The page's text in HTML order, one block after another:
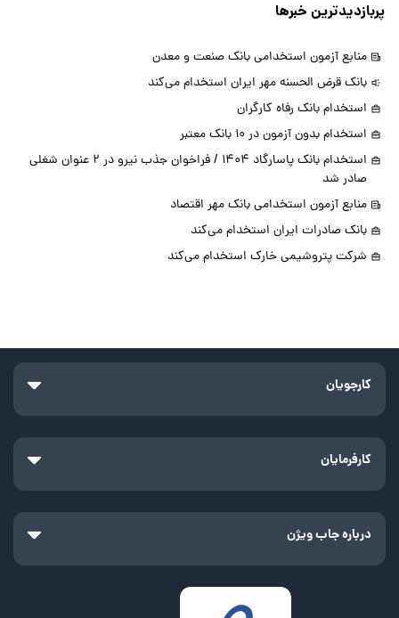
پربازدیدترین خبرها
منابع آزمون استخدامی بانک صنعت و معدن
بانک قرض الحسنه مهر ایران استخدام می‌کند
استخدام بانک رفاه کارگران
استخدام بدون آزمون در 10 بانک معتبر
استخدام بانک پاسارگاد 1404 / فراخوان جذب نیرو در 2 عنوان شغلی
صادر شد
منابع آزمون استخدامی بانک مهر اقتصاد
بانک صادرات ایران استخدام می‌کند
شرکت پتروشیمی خارک استخدام می‌کند
کارجویان
کارفرمایان
درباره جاب ویژن